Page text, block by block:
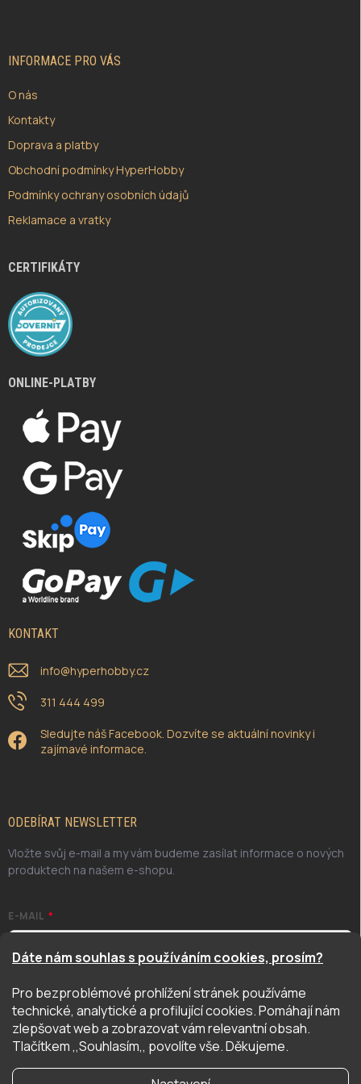
Dáte nám souhlas s používáním cookies, prosím?
Pro bezproblémové prohlížení stránek používáme
technické, analytické a profilující cookies. Pomáhají nám
zlepšovat web a zobrazovat vám relevantní obsah.
Tlačítkem ,,Souhlasím,, povolíte vše. Děkujeme.
INFORMACE PRO VÁS
O nás
Kontakty
Doprava a platby
Obchodní podmínky HyperHobby
Podmínky ochrany osobních údajů
Reklamace a vratky
CERTIFIKÁTY
ONLINE-PLATBY
KONTAKT
info@hyperhobby.cz
311 444 499
Sledujte náš Facebook. Dozvíte se aktuální novinky i
zajímavé informace.
ODEBÍRAT NEWSLETTER
Vložte svůj e-mail a my vám budeme zasílat informace o nových
produktech na našem e-shopu.
E-MAIL
Odesláním potvrzuji, že jsem se seznámil/a se zásadami
ochrany osobních údajů. Úplné znění naleznetezde
PŘIHLÁSIT SE